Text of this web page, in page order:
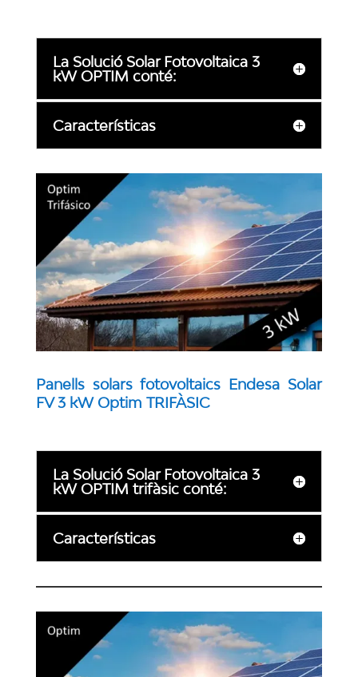
La Solució Solar Fotovoltaica 3
kW OPTIM conté:
Características
Panells solars fotovoltaics Endesa Solar
FV 3 kW Optim TRIFÀSIC
La Solució Solar Fotovoltaica 3
kW OPTIM trifàsic conté:
Características